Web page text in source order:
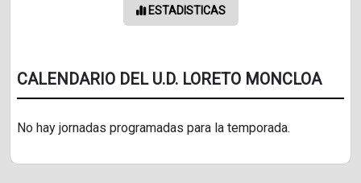
ESTADISTICAS
CALENDARIO DEL U.D. LORETO MONCLOA
No hay jornadas programadas para la temporada.